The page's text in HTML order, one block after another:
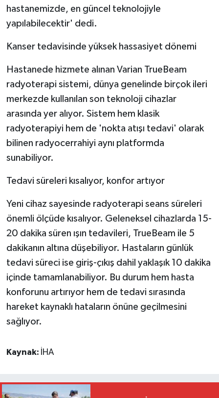
hastanemizde, en güncel teknolojiyle
yapılabilecektir' dedi.
Kanser tedavisinde yüksek hassasiyet dönemi
Hastanede hizmete alınan Varian TrueBeam
radyoterapi sistemi, dünya genelinde birçok ileri
merkezde kullanılan son teknoloji cihazlar
arasında yer alıyor. Sistem hem klasik
radyoterapiyi hem de 'nokta atışı tedavi' olarak
bilinen radyocerrahiyi aynı platformda
sunabiliyor.
Tedavi süreleri kısalıyor, konfor artıyor
Yeni cihaz sayesinde radyoterapi seans süreleri
önemli ölçüde kısalıyor. Geleneksel cihazlarda 15-
20 dakika süren ışın tedavileri, TrueBeam ile 5
dakikanın altına düşebiliyor. Hastaların günlük
tedavi süreci ise giriş-çıkış dahil yaklaşık 10 dakika
içinde tamamlanabiliyor. Bu durum hem hasta
konforunu artırıyor hem de tedavi sırasında
hareket kaynaklı hataların önüne geçilmesini
sağlıyor.
Kaynak: İHA